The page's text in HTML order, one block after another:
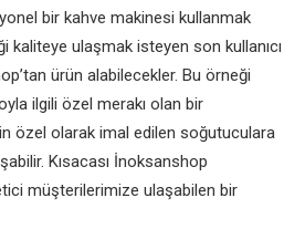
bir kahve makinesi kullanmak
kaliteye ulaşmak isteyen son kullanıcı
ürün alabilecekler. Bu örneği
ilgili özel merakı olan bir
özel olarak imal edilen soğutuculara
Kısacası İnoksanshop
müşterilerimize ulaşabilen bir